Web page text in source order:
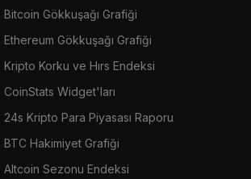
Bitcoin Gökkuşağı Grafiği
Ethereum Gökkuşağı Grafiği
Kripto Korku ve Hırs Endeksi
CoinStats Widget'ları
24s Kripto Para Piyasası Raporu
BTC Hakimiyet Grafiği
Altcoin Sezonu Endeksi